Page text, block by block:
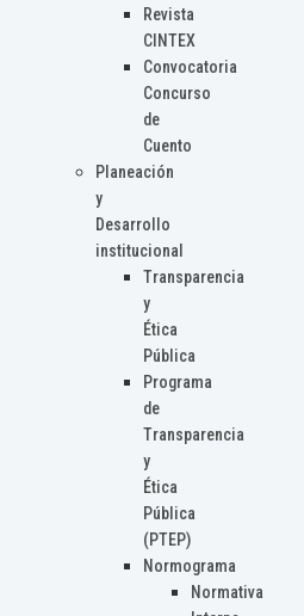
Revista
CINTEX
Convocatoria
Concurso
de
Cuento
Planeación
y
Desarrollo
institucional
Transparencia
y
Ética
Pública
Programa
de
Transparencia
y
Ética
Pública
(PTEP)
Normograma
Normativa